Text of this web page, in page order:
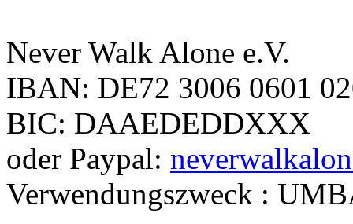
Never Walk Alone e.V.
IBAN: DE72 3006 0601
BIC: DAAEDEDDXXX
oder Paypal:
Verwendungszweck :